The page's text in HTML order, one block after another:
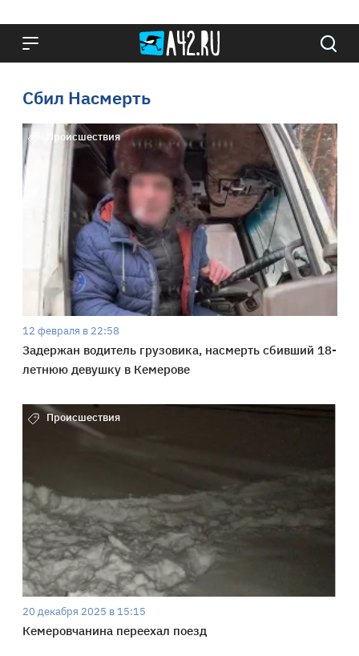
Сбил Насмерть
Происшествия
12 февраля в 22:58
Задержан водитель грузовика, насмерть сбивший 18-
летнюю девушку в Кемерове
Происшествия
20 декабря 2025 в 15:15
Кемеровчанина переехал поезд